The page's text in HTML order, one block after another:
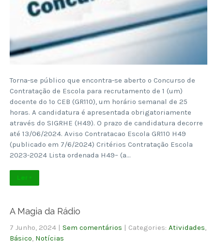
Torna-se público que encontra-se aberto o Concurso de
Contratação de Escola para recrutamento de 1 (um)
docente do 1º CEB (GR110), um horário semanal de 25
horas. A candidatura é apresentada obrigatoriamente
através do SIGRHE (H49). O prazo de candidatura decorre
até 13/06/2024. Aviso Contratacao Escola GR110 H49
(publicado em 7/6/2024) Critérios Contratação Escola
2023-2024 Lista ordenada H49– (a…
Ler +
A Magia da Rádio
7 Junho, 2024 | Sem comentários | Categories: Atividades
Básico Notícias